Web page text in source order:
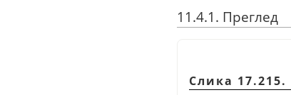
11.4.1. Преглед
Слика